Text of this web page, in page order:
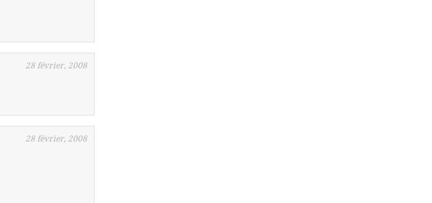
28 février, 2008
28 février, 2008